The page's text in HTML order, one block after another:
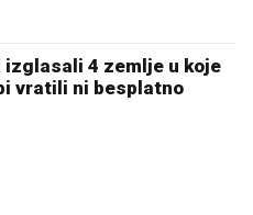
4 zemlje u koje
vratili ni besplatno